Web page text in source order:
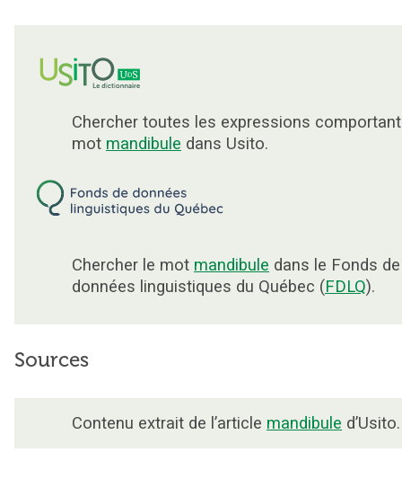
Chercher toutes les expressions
mot mandibule dans Usito.
Chercher le mot mandibule dans le Fonds de
données linguistiques du Québec (FDLQ).
Sources
Contenu extrait de l’article mandibule d’Usito.